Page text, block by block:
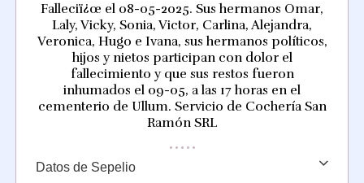
Falleciï¿œ el 08-05-2025. Sus hermanos Omar,
Laly, Vicky, Sonia, Victor, Carlina, Alejandra,
Veronica, Hugo e Ivana, sus hermanos políticos,
hijos y nietos participan con dolor el
fallecimiento y que sus restos fueron
inhumados el 09-05, a las 17 horas en el
cementerio de Ullum. Servicio de Cochería San
Ramón SRL
Datos de Sepelio